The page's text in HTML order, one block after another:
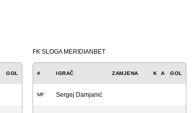
GOL
FK SLOGA MERIDIANBET
# IGRAČ ZAMJENA K A GOL
MF Sergej Damjanić